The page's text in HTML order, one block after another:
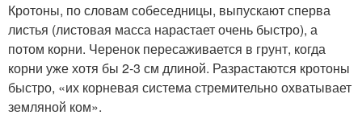
Кротоны, по словам собеседницы, выпускают сперва
листья (листовая масса нарастает очень быстро), а
потом корни. Черенок пересаживается в грунт, когда
корни уже хотя бы 2-3 см длиной. Разрастаются кротоны
быстро, «их корневая система стремительно охватывает
земляной ком».